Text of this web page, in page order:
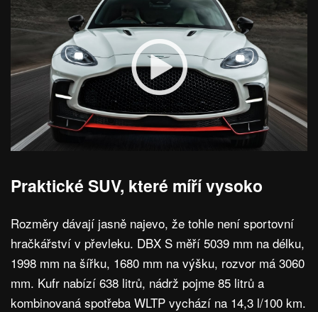
Praktické SUV, které míří vysoko
Rozměry dávají jasně najevo, že tohle není sportovní
hračkářství v převleku. DBX S měří 5039 mm na délku,
1998 mm na šířku, 1680 mm na výšku, rozvor má 3060
mm. Kufr nabízí 638 litrů, nádrž pojme 85 litrů a
kombinovaná spotřeba WLTP vychází na 14,3 l/100 km.